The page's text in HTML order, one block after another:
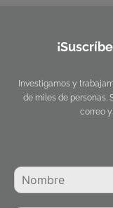
Investigamos y
de miles de personas.
correo